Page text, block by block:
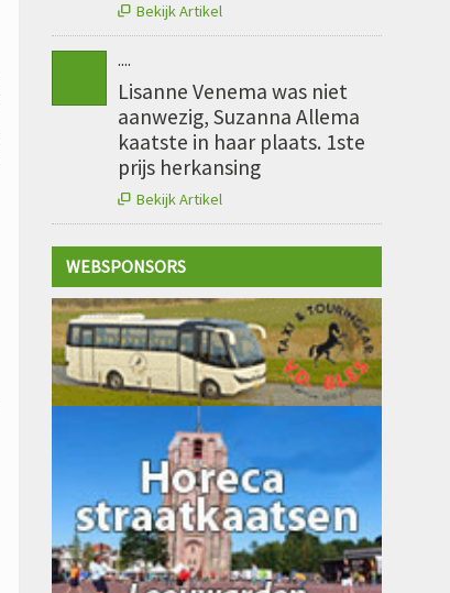
 Bekijk Artikel
....
Lisanne Venema was niet
aanwezig, Suzanna Allema
kaatste in haar plaats. 1ste
prijs herkansing
 Bekijk Artikel
WEBSPONSORS